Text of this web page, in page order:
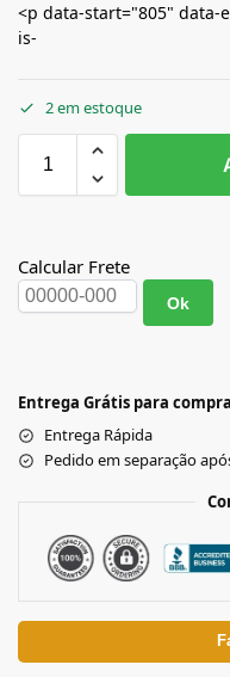
<p data-start="805" data-
is-
2 em estoque
Calcular Frete
Ok
Entrega Grátis para
Entrega Rápida
Pedido em separação